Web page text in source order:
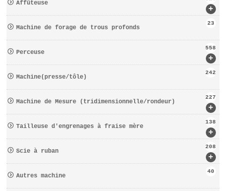
+
Affûteuse
Machine de forage de trous profonds
23
+
Perceuse
558
Machine(presse/tôle)
242
+
Machine de Mesure (tridimensionnelle/rondeur)
227
+
Tailleuse d′engrenages à fraise mère
138
+
Scie à ruban
208
Autres machine
40